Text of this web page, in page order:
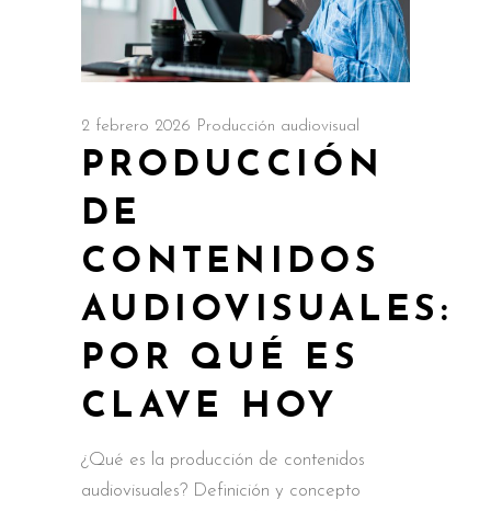
2 febrero 2026 Producción audiovisual
PRODUCCIÓN
DE
CONTENIDOS
AUDIOVISUALES:
POR QUÉ ES
CLAVE HOY
¿Qué es la producción de contenidos
audiovisuales? Definición y concepto